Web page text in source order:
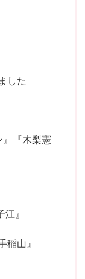
した
』『木梨憲
』
稲山』